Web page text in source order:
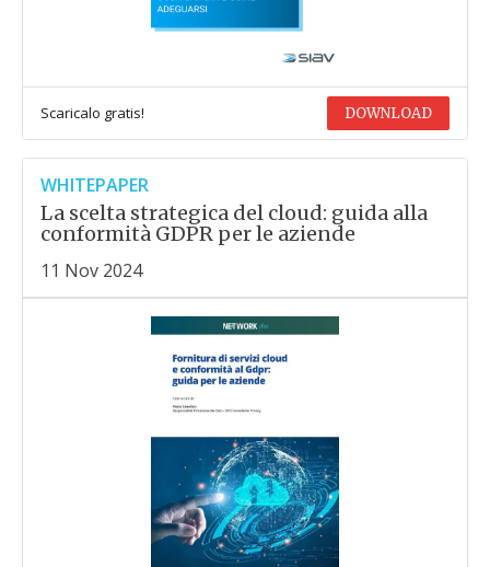
Scaricalo gratis! DOWNLOAD
WHITEPAPER
La scelta strategica del cloud: guida alla
conformità GDPR per le aziende
11 Nov 2024